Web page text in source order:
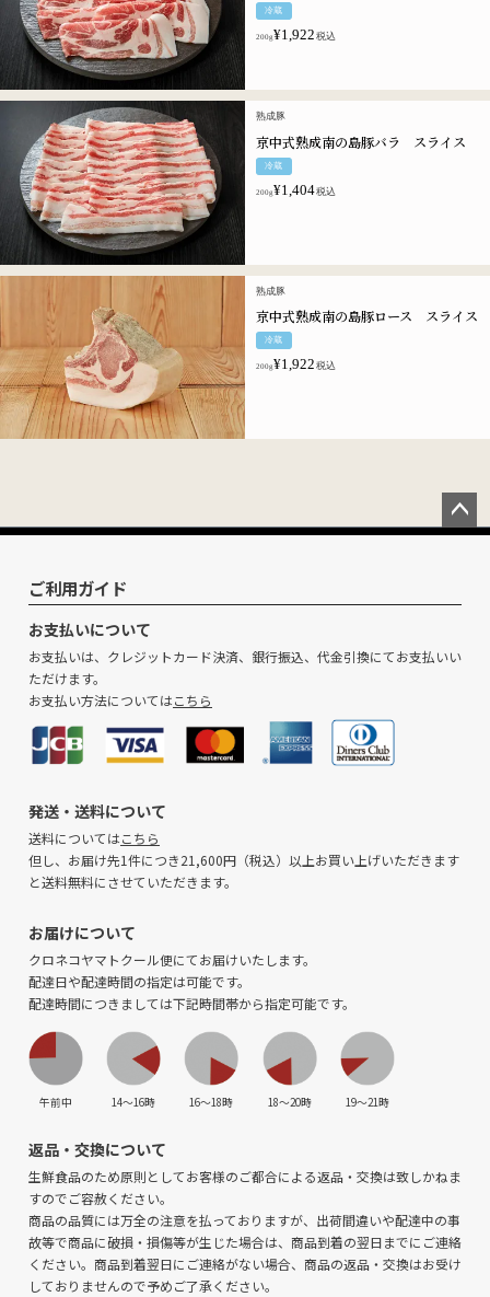
冷蔵
200g¥1,922 税込
熟成豚
京中式熟成南の島豚バラ スライス
冷蔵
200g¥1,404税込
熟成豚
京中式熟成南の島豚ロース スライス
冷蔵
200g¥1,922 税込
ペー
へ
ご利用ガイド
お支払いについて
お支払いは、クレジットカード決済、銀行振込、代金引換にてお支払いい
ただけます。
お支払い方法についてはこちら
発送・送料について
送料についてはこちら
但し、お届け先1件につき21,600円（税込）以上お買い上げいただきます
と送料無料にさせていただきます。
お届けについて
クロネコヤマトクール便にてお届けいたします。
配達日や配達時間の指定は可能です。
配達時間につきましては下記時間帯から指定可能です。
午前中 14〜16時 16〜18時 18〜20時 19〜21時
返品・交換について
生鮮食品のため原則としてお客様のご都合による返品・交換は致しかねま
すのでご容赦ください。
商品の品質には万全の注意を払っておりますが、出荷間違いや配達中の事
故等で商品に破損・損傷等が生じた場合は、商品到着の翌日までにご連絡
ください。商品到着翌日にご連絡がない場合、商品の返品・交換はお受け
しておりませんので予めご了承ください。